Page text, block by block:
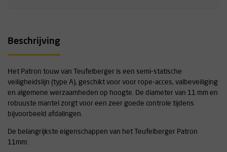
Beschrijving
Het Patron touw van Teufelberger is een semi-statische
veiligheidslijn (type A), geschikt voor voor rope-acces, valbeveiliging
en algemene werzaamheden op hoogte. De diameter van 11 mm en
robuuste mantel zorgt voor een zeer goede controle tijdens
bijvoorbeeld afdalingen.
De belangrijkste eigenschappen van het Teufelberger Patron
11mm: